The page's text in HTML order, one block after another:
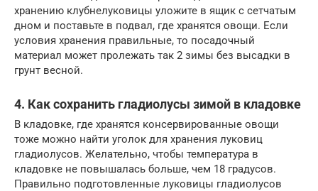
хранению клубнелуковицы уложите в ящик с сетчатым
дном и поставьте в подвал, где хранятся овощи. Если
условия хранения правильные, то посадочный
материал может пролежать так 2 зимы без высадки в
грунт весной.
4. Как сохранить гладиолусы зимой в кладовке
В кладовке, где хранятся консервированные овощи
тоже можно найти уголок для хранения луковиц
гладиолусов. Желательно, чтобы температура в
кладовке не повышалась больше, чем 18 градусов.
Правильно подготовленные луковицы гладиолусов